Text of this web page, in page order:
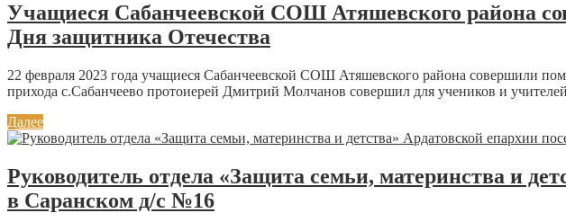
Учащиеся Сабанчеевской СОШ Атяшевского района
Дня защитника Отечества
22 февраля 2023 года учащиеся Сабанчеевской СОШ Атяшевского района совершили
прихода с.Сабанчеево протоиерей Дмитрий Молчанов совершил для учеников и
Далее
Руководитель отдела «Защита семьи, материнства и
в Саранском д/с №16